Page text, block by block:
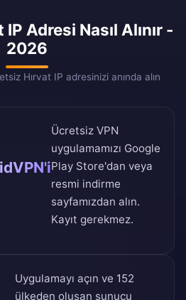
IP Adresi Nasıl Alınır -
2026
Hırvat IP adresinizi anında alın
Ücretsiz VPN
uygulamamızı Google
Play Store'dan veya
resmi indirme
sayfamızdan alın.
Kayıt gerekmez.
Uygulamayı açın ve 152
ülkeden oluşan sunucu